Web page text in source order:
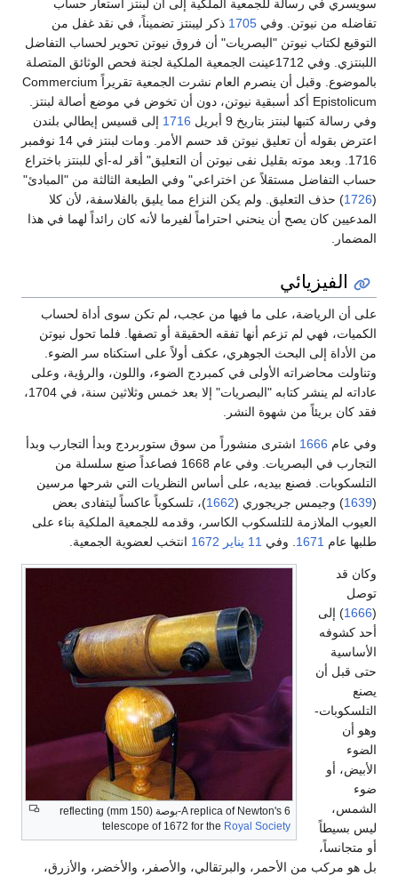
سويسري في رسالة للجمعية الملكية إلى أن لبنتز استعار حساب
تفاضله من نيوتن. وفي 1705 ذكر ليبنتز تضميناً، في نقد غفل من
التوقيع لكتاب نيوتن "البصريات" أن فروق نيوتن تحوير لحساب التفاضل
اللبنتزي. وفي 1712عينت الجمعية الملكية لجنة فحص الوثائق المتصلة
بالموضوع. وقبل أن ينصرم العام نشرت الجمعية تقريراً Commercium
Epistolicum أكد أسبقية نيوتن، دون أن تخوض في موضع أصالة لبنتز.
وفي رسالة كتبها لبنتز بتاريخ 9 أبريل
1716 إلى قسيس إيطالي بلندن
اعترض بقوله أن تعليق نيوتن قد حسم الأمر. ومات لبنتز في 14 نوفمبر
1716. وبعد موته بقليل نفى نيوتن أن التعليق" أقر له-أي للبنتز باختراع
حساب التفاضل مستقلاً عن اختراعي" وفي الطبعة الثالثة من "المبادئ"
(
1726) حذف التعليق. ولم يكن النزاع مما يليق بالفلاسفة، لأن كلا
المدعيين كان يصح أن ينحني احتراماً لفيرما لأنه كان رائداً لهما في هذا
المضمار.
الفيزيائي
على أن الرياضة، على ما فيها من عجب، لم تكن سوى أداة لحساب
الكميات، فهي لم تزعم أنها تفقه الحقيقة أو تصفها. فلما تحول نيوتن
من الأداة إلى البحث الجوهري، عكف أولاً على استكناه سر الضوء.
وتناولت محاضراته الأولى في كمبردج الضوء، واللون، والرؤية، وعلى
عاداته لم ينشر كتابه "البصريات" إلا بعد خمس وثلاثين سنة، في 1704،
فقد كان بريئاً من شهوة النشر.
وفي عام 1666 اشترى منشوراً من سوق ستوربردج وبدأ التجارب وبدأ
التجارب في البصريات. وفي عام 1668 فصاعداً صنع سلسلة من
التلسكوبات. فصنع بيديه، على أساس النظريات التي شرحها مرسين
(
1639) وجيمس جريجوري (1662)، تلسكوباً عاكساً ليتفادى بعض
العيوب الملازمة للتلسكوب الكاسر، وقدمه للجمعية الملكية بناء على
طلبها عام 1671 . وفي 11 يناير 1672 انتخب لعضوية الجمعية.
A replica of Newton's 6-بوصة (150 mm) reflecting
telescope of 1672 for the Royal Society
وكان قد
توصل
(
1666) إلى
أحد كشوفه
الأساسية
حتى قبل أن
يصنع
التلسكوبات-
وهو أن
الضوء
الأبيض، أو
ضوء
الشمس،
ليس بسيطاً
أو متجانساً،
بل هو مركب من الأحمر، والبرتقالي، والأصفر، والأخضر، والأزرق،